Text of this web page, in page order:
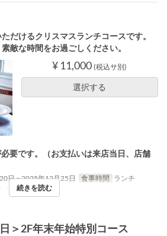
だけるクリスマスランチコースです。
敵な時間をお過ごしください。
¥ 11,000 (税込サ別)
選択する
要です。（お支払いは来店当日、店舗
日 ~ 2025年12月25日 食事時間 ランチ
フロア続きを読む
＞2F年末年始特別コース